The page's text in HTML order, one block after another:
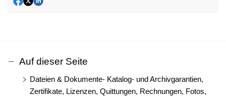
Auf dieser Seite
Dateien & Dokumente- Katalog- und Archivgarantien,
Zertifikate, Lizenzen, Quittungen, Rechnungen, Fotos,